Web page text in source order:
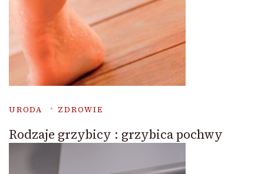
URODA ZDROWIE
Rodzaje grzybicy : grzybica pochwy